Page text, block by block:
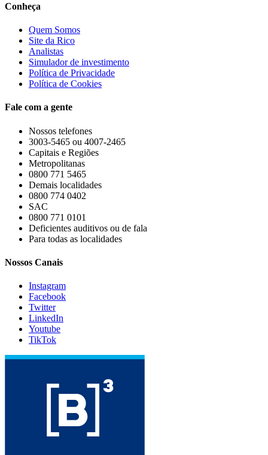
Conheça
Quem Somos
Site da Rico
Analistas
Simulador de investimento
Política de Privacidade
Política de Cookies
Fale com a gente
Nossos telefones
3003-5465 ou 4007-2465
Capitais e Regiões
Metropolitanas
0800 771 5465
Demais localidades
0800 774 0402
SAC
0800 771 0101
Deficientes auditivos ou de fala
Para todas as localidades
Nossos Canais
Instagram
Facebook
Twitter
LinkedIn
Youtube
TikTok